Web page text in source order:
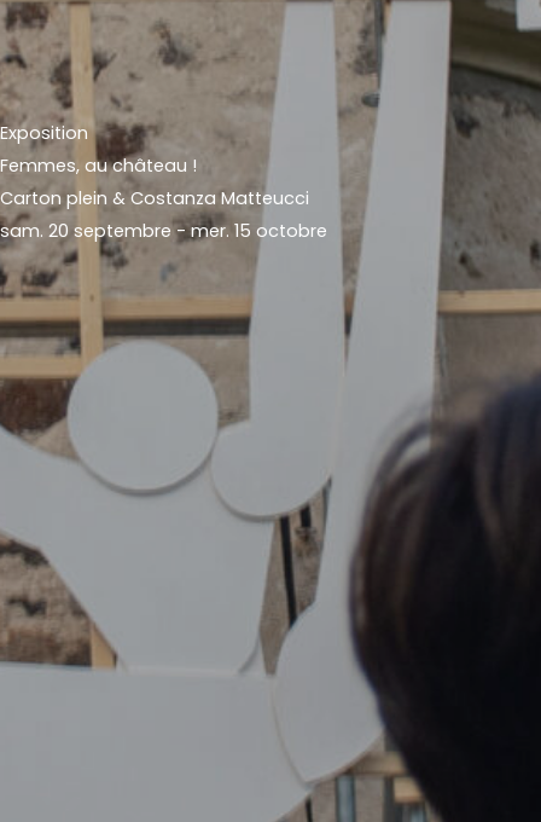
Exposition
Femmes, au château !
Carton plein & Costanza Matteucci
sam. 20 septembre - mer. 15 octobre